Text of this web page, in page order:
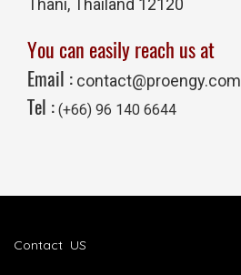
Thani, Thailand 12120
You can easily reach us at
Email : contact@proengy.com
Tel : (+66) 96 140 6644
Contact US